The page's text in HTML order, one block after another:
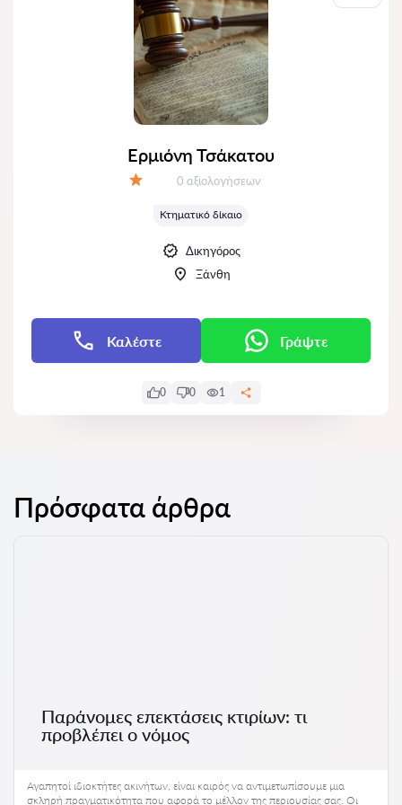
Ερμιόνη Τσάκατου
Αξιολογήσεις:
0 αξιολογήσεων
Κτηματικό δίκαιο
Δικηγόρος
Ξάνθη
Καλέστε Γράψτε
0 0 1
Πρόσφατα άρθρα
Παράνομες επεκτάσεις κτιρίων: τι
προβλέπει ο νόμος
Αγαπητοί ιδιοκτήτες ακινήτων, είναι καιρός να αντιμετωπίσουμε μια
σκληρή πραγματικότητα που αφορά το μέλλον της περιουσίας σας. Οι